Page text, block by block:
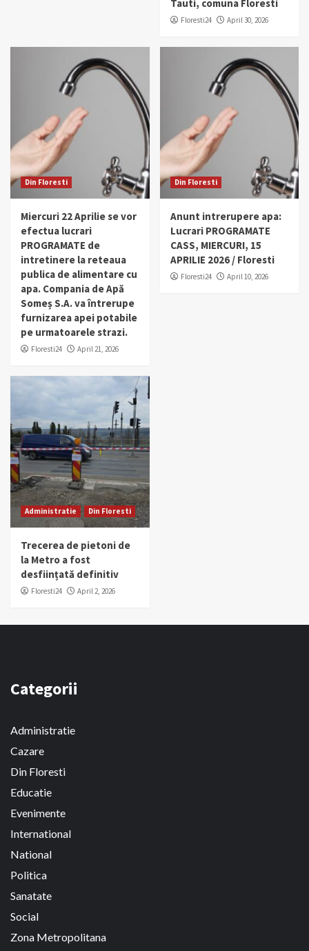
Tauti, comuna Floresti
Floresti24 April 30, 2026
Din Floresti
Miercuri 22 Aprilie se vor
efectua lucrari
PROGRAMATE de
intretinere la reteaua
publica de alimentare cu
apa. Compania de Apă
Someș S.A. va întrerupe
furnizarea apei potabile
pe urmatoarele strazi.
Floresti24 April 21, 2026
Din Floresti
Anunt intrerupere apa:
Lucrari PROGRAMATE
CASS, MIERCURI, 15
APRILIE 2026 / Floresti
Floresti24 April 10, 2026
Administratie Din Floresti
Trecerea de pietoni de
la Metro a fost
desființată definitiv
Floresti24 April 2, 2026
Categorii
Administratie
Cazare
Din Floresti
Educatie
Evenimente
International
National
Politica
Sanatate
Social
Zona Metropolitana